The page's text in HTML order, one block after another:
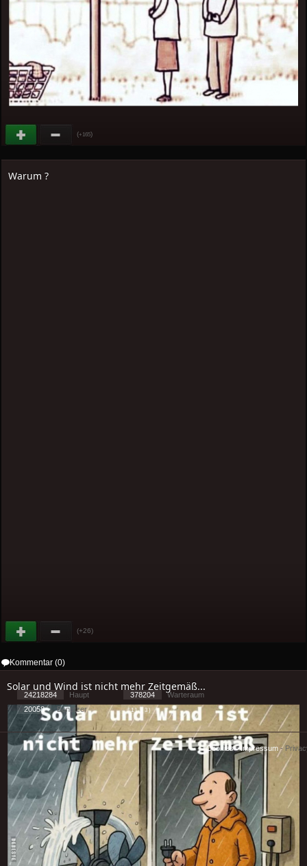
(+165)
Warum ?
(+26)
Kommentar (0)
Solar und Wind ist nicht mehr Zeitgemäß...
24218284 Haupt 378204
Warteraum
20058
Benutzer [ 1 ] - ( 3 )
Cookies-Impressum-